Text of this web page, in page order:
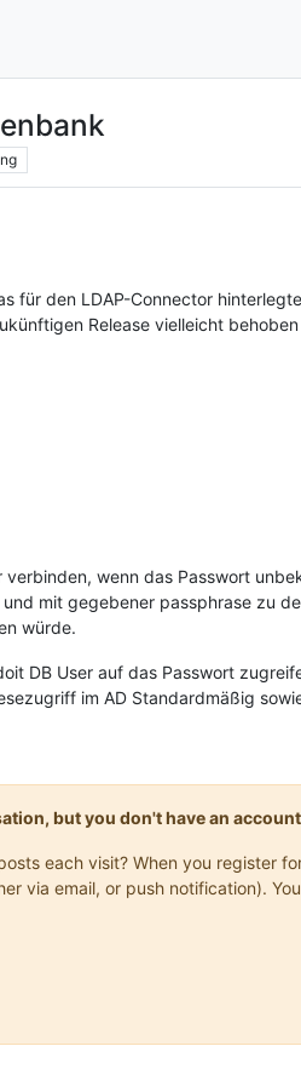
für den LDAP-Connector
Release vielleicht
wenn das Passwort
mit gegebener passphrase zu
würde.
DB User auf das Passwort
im AD Standardmäßig
but you don't have an
each visit? When you register
via email, or push notification).